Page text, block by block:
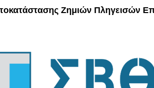
Ζημιών Πληγεισών